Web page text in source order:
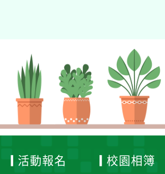
活動報名 校園相簿